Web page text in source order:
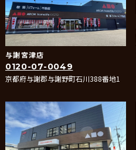
与謝宮津店
0120-07-0049
京都府与謝郡与謝野町石川388番地1